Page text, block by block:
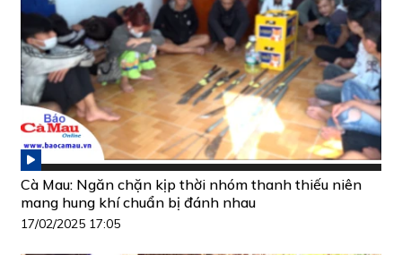
Cà Mau: Ngăn chặn kịp thời nhóm thanh thiếu niên
mang hung khí chuẩn bị đánh nhau
17/02/2025 17:05